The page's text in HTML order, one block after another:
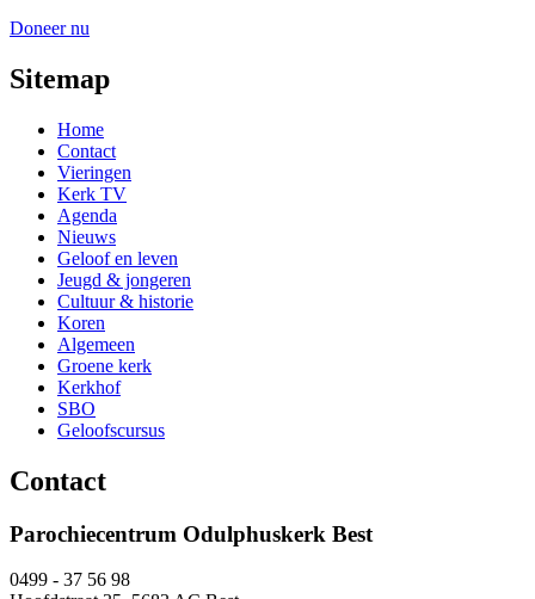
Doneer nu
Sitemap
Home
Contact
Vieringen
Kerk TV
Agenda
Nieuws
Geloof en leven
Jeugd & jongeren
Cultuur & historie
Koren
Algemeen
Groene kerk
Kerkhof
SBO
Geloofscursus
Contact
Parochiecentrum Odulphuskerk Best
0499 - 37 56 98